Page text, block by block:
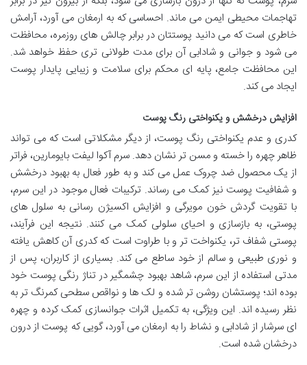
تهاجمات محیطی ایمن می ماند. احساسی که به ارمغان می آورد، آرامش
خاطری است که می دانید پوستتان در برابر چالش های روزمره، محافظت
می شود و جوانی و شادابی آن برای مدت طولانی تری حفظ خواهد شد.
این محافظت جامع، پایه ای محکم برای سلامت و زیبایی پایدار پوست
ایجاد می کند.
افزایش درخشش و یکنواختی رنگ پوست
کدری و عدم یکنواختی رنگ پوست، از دیگر مشکلاتی است که می تواند
ظاهر چهره را خسته و مسن تر نشان دهد. سرم آکوا لیفت بایومارین، فراتر
از یک محصول ضد چروک عمل می کند و به طور فعال به بهبود درخشش
و شفافیت پوست نیز کمک می رساند. ترکیبات فعال موجود در این سرم،
با تقویت گردش خون مویرگی و افزایش اکسیژن رسانی به سلول های
پوستی، به بازسازی و احیای سلولی کمک می کنند. نتیجه این فرآیند،
پوستی شفاف تر، یکنواخت تر و با طراوت است که کدری آن کاهش یافته
و نوری طبیعی و سالم از خود ساطع می کند. بسیاری از کاربران، پس از
مدتی استفاده از این سرم، شاهد بهبود چشمگیر در تناژ رنگی پوست خود
بوده اند؛ پوستشان روشن تر شده و لک ها و نواقص سطحی کمرنگ تر به
نظر رسیده اند. این ویژگی، به تکمیل اثرات جوانسازی کمک کرده و چهره
ای سرشار از شادابی و نشاط را به ارمغان می آورد، گویی که پوست از درون
درخشان شده است.